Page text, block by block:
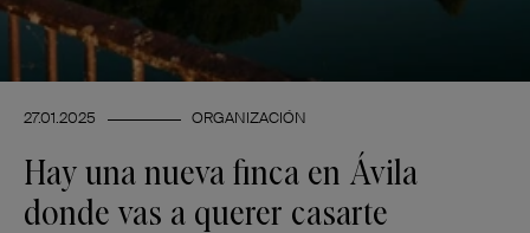
27.01.2025 ORGANIZACIÓN
Hay una nueva finca en Ávila
donde vas a querer casarte